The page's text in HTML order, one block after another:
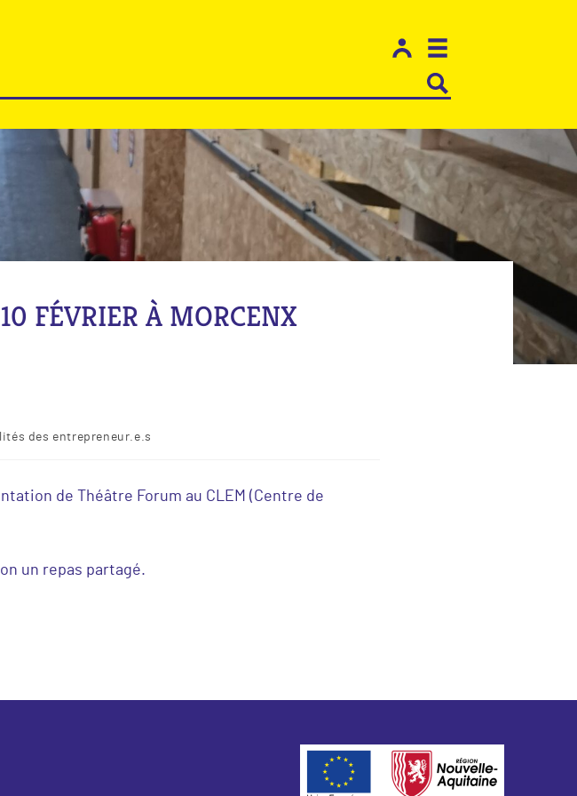
FÉVRIER À MORCENX
des entrepreneur.e.s
de Théâtre Forum au CLEM (Centre de
un repas partagé.